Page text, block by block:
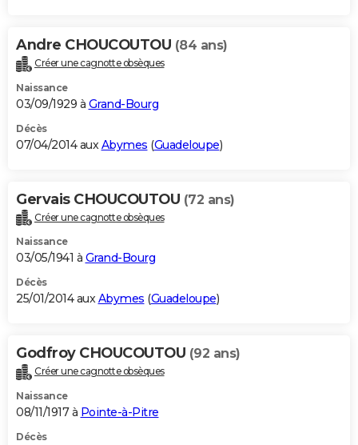
Andre CHOUCOUTOU (84 ans)
Créer une cagnotte obsèques
Naissance
03/09/1929 à Grand-Bourg
Décès
07/04/2014 aux Abymes (Guadeloupe)
Gervais CHOUCOUTOU (72 ans)
Créer une cagnotte obsèques
Naissance
03/05/1941 à Grand-Bourg
Décès
25/01/2014 auxAbymes (Guadeloupe)
Godfroy CHOUCOUTOU (92 ans)
Créer une cagnotte obsèques
Naissance
08/11/1917 à Pointe-à-Pitre
Décès